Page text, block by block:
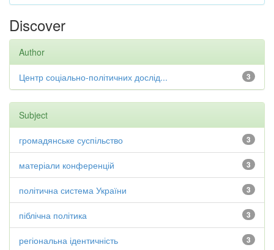
Discover
Author
3
Центр соціально-політичних дослід...
Subject
3
громадянське суспільство
3
матеріали конференцій
3
політична система України
3
піблічна політика
3
регіональна ідентичність